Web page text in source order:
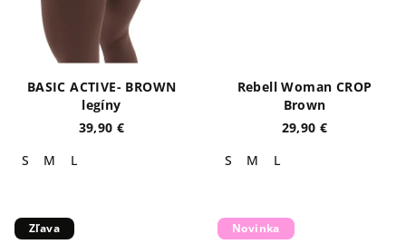
BASIC ACTIVE- BROWN
legíny
39,90 €
S
M L
Rebell Woman CROP
Brown
29,90 €
S
M L
Zľava Novinka